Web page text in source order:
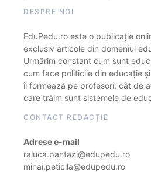
DESPRE NOI
EduPedu.ro este o publicație
exclusiv articole din domeniul
Urmărim constant cum sunt
cum face politicile din educație
îi formează pe profesori, cât de
care trăim sunt sistemele de
CONTACT REDACȚIE
Adrese e-mail
raluca.pantazi@edupedu.ro
mihai.peticila@edupedu.ro